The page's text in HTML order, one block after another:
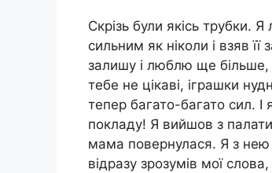
Скрізь були якісь трубки.
сильним як ніколи і взяв
залишу і люблю ще
тебе не цікаві, іграшки
тепер багато-багато сил. І
покладу! Я вийшов з
мама повернулася. Я з нею
відразу зрозумів мої